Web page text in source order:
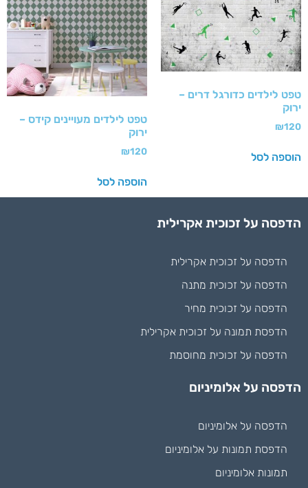
טפט לילדים כדורגל דרים –
ירוק
₪120
הוספה לסל
טפט לילדים מעויינים קידס –
ירוק
₪120
הוספה לסל
הדפסה על זכוכית אקרילית
הדפסה על זכוכית אקרילית
הדפסה על זכוכית מתנה
הדפסה על זכוכית מחיר
הדפסת תמונה על זכוכית אקרילית
הדפסה על זכוכית מחוסמת
הדפסה על אלומיניום
הדפסה על אלומיניום
הדפסת תמונות על אלומיניום
תמונות אלומיניום